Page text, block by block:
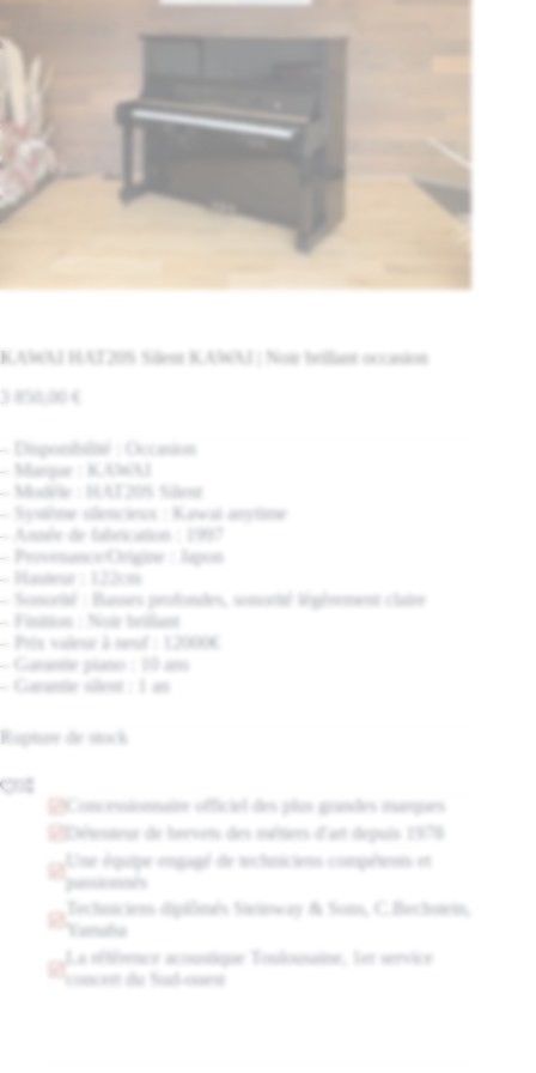
KAWAI HAT20S Silent KAWAI | Noir brillant occasion
3 850,00 €
– Disponibilité : Occasion
– Marque : KAWAI
– Modèle : HAT20S Silent
– Système silencieux : Kawai anytime
– Année de fabrication : 1997
– Provenance/Origine : Japon
– Hauteur : 122cm
– Sonorité : Basses profondes, sonorité légèrement claire
– Finition : Noir brillant
– Prix valeur à neuf : 12000€
– Garantie piano : 10 ans
– Garantie silent : 1 an
Rupture de stock
Concessionnaire officiel des plus grandes marques
Détenteur de brevets des métiers d'art depuis 1978
Une équipe engagé de techniciens compétents et
passionnés
Techniciens diplômés Steinway & Sons, C.Bechstein,
Yamaha
La référence acoustique Toulousaine, 1er service
concert du Sud-ouest